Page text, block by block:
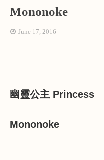
Mononoke
June 17, 2016
幽靈公主 Princess
Mononoke